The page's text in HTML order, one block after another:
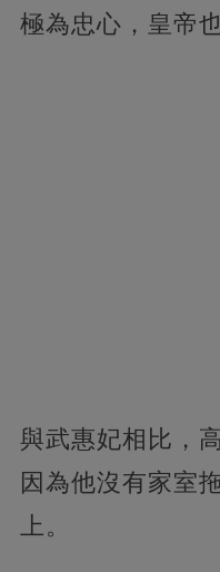
極為忠心，皇帝
與武惠妃相比，
因為他沒有家室
上。